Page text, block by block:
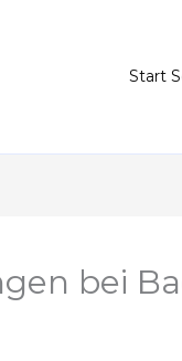
Start
bei